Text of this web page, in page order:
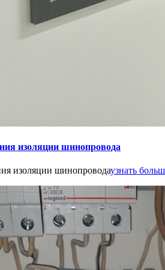
изоляции шинопровода
изоляции шинопроводаузнать